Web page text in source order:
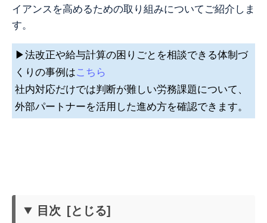
イアンスを高めるための取り組みについてご紹介しま
す。
▶法改正や給与計算の困りごとを相談できる体制づ
くりの事例はこちら
社内対応だけでは判断が難しい労務課題について、
外部パートナーを活用した進め方を確認できます。
目次